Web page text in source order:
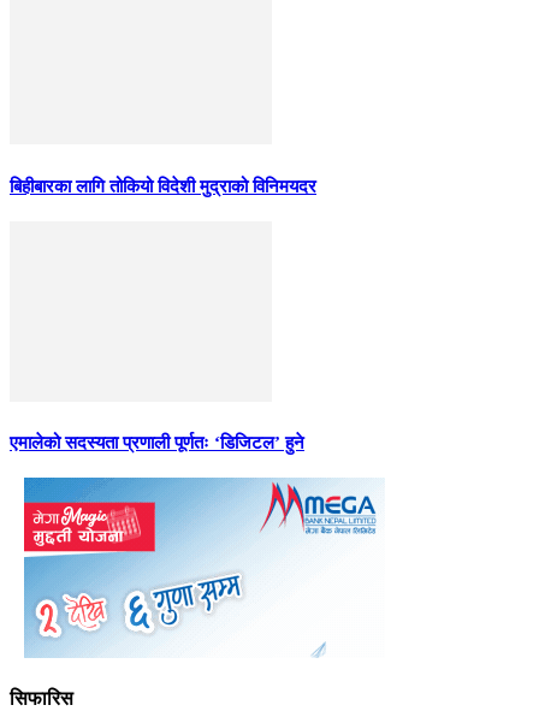
बिहीबारका लागि तोकियो विदेशी मुद्राको विनिमयदर
एमालेको सदस्यता प्रणाली पूर्णतः ‘डिजिटल’ हुने
सिफारिस